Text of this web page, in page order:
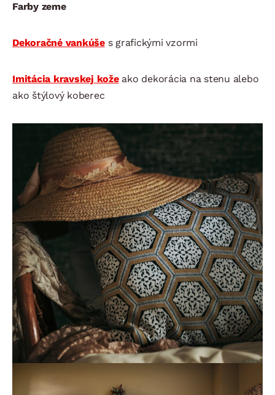
Farby zeme
Dekoračné vankúšes grafickými vzormi
Imitácia kravskej kožeako dekorácia na stenu alebo
ako štýlový koberec